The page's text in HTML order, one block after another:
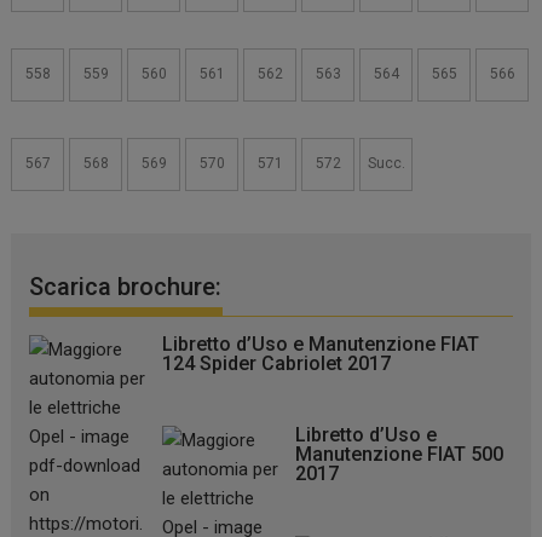
558 559 560 561 562 563 564 565 566
567 568 569 570 571 572 Succ.
Scarica brochure:
Libretto d’Uso e Manutenzione FIAT
124 Spider Cabriolet 2017
Libretto d’Uso e
Manutenzione FIAT 500
2017